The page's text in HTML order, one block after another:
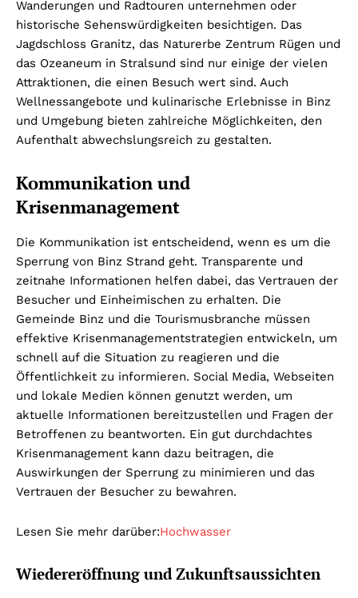
Wanderungen und Radtouren unternehmen oder
historische Sehenswürdigkeiten besichtigen. Das
Jagdschloss Granitz, das Naturerbe Zentrum Rügen und
das Ozeaneum in Stralsund sind nur einige der vielen
Attraktionen, die einen Besuch wert sind. Auch
Wellnessangebote und kulinarische Erlebnisse in Binz
und Umgebung bieten zahlreiche Möglichkeiten, den
Aufenthalt abwechslungsreich zu gestalten.
Kommunikation und
Krisenmanagement
Die Kommunikation ist entscheidend, wenn es um die
Sperrung von Binz Strand geht. Transparente und
zeitnahe Informationen helfen dabei, das Vertrauen der
Besucher und Einheimischen zu erhalten. Die
Gemeinde Binz und die Tourismusbranche müssen
effektive Krisenmanagementstrategien entwickeln, um
schnell auf die Situation zu reagieren und die
Öffentlichkeit zu informieren. Social Media, Webseiten
und lokale Medien können genutzt werden, um
aktuelle Informationen bereitzustellen und Fragen der
Betroffenen zu beantworten. Ein gut durchdachtes
Krisenmanagement kann dazu beitragen, die
Auswirkungen der Sperrung zu minimieren und das
Vertrauen der Besucher zu bewahren.
Lesen Sie mehr darüber:Hochwasser
Wiedereröffnung und Zukunftsaussichten